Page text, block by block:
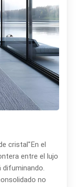
cristal"En el
entre el lujo
difuminando.
no